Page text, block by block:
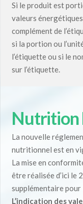
Si le produit est
valeurs
complément de
si la portion ou
l’étiquette ou si le
sur l’étiquette.
Nutrition
La nouvelle
nutritionnel est en
La mise en
être réalisée d’ici le
supplémentaire
L’indication des